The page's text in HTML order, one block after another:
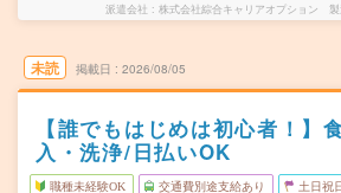
派遣会社 株式会社綜合キャリアオプション 製
未読 掲載日 2026/08/05
【誰でもはじめは初心者！】
入・洗浄/日払いOK
職種未経験OK 交通費別途支給あり 土日祝